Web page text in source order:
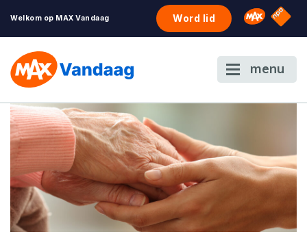
Welkom op MAX Vandaag Word lid Omroep
NPO
menu